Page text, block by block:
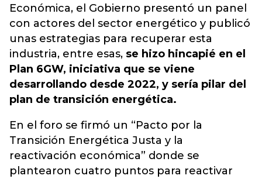
Económica, el Gobierno presentó un panel
con actores del sector energético y publicó
unas estrategias para recuperar esta
industria, entre esas, se hizo hincapié en el
Plan 6GW, iniciativa que se viene
desarrollando desde 2022, y sería pilar del
plan de transición energética.
En el foro se firmó un “Pacto por la
Transición Energética Justa y la
reactivación económica” donde se
plantearon cuatro puntos para reactivar